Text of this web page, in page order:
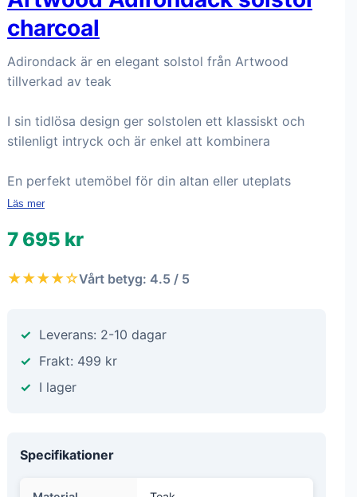
charcoal
Adirondack är en elegant solstol från Artwood
tillverkad av teak
I sin tidlösa design ger solstolen ett klassiskt och
stilenligt intryck och är enkel att kombinera
En perfekt utemöbel för din altan eller uteplats
Läs mer
7 695 kr
★★★★☆Vårt betyg: 4.5 / 5
Leverans: 2-10 dagar
Frakt: 499 kr
I lager
Specifikationer